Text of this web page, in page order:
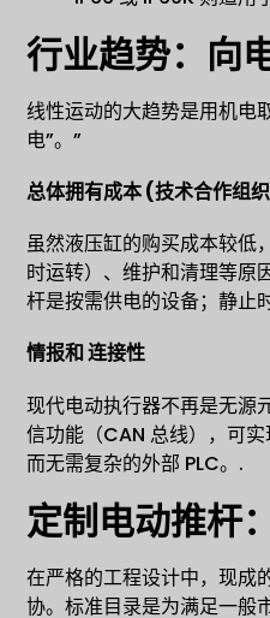
行业趋势：向
线性运动的大趋势是用机电
电”。”
总体拥有成本(技术合作组织
虽然液压缸的购买成本较低
时运转）、维护和清理等原
杆是按需供电的设备；静止
情报和连接性
现代电动执行器不再是无源
信功能（CAN 总线），可实
而无需复杂的外部 PLC。.
定制电动推杆
在严格的工程设计中，现成
协。标准目录是为满足一般